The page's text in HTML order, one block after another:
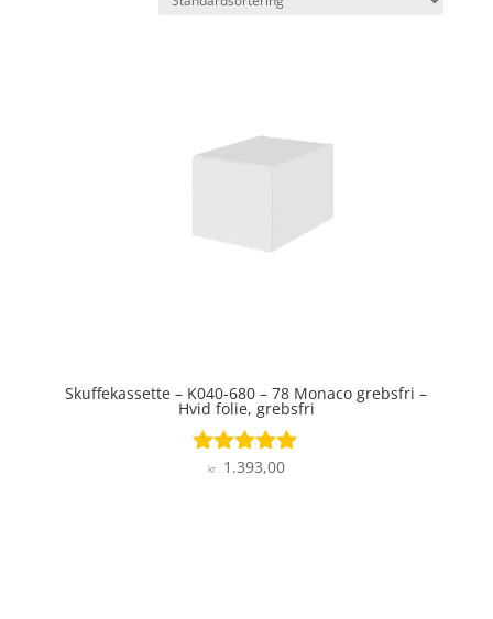
Skuffekassette – K040-680 – 78 Monaco grebsfri –
Hvid folie, grebsfri
Vurderet
kr.1.393,00